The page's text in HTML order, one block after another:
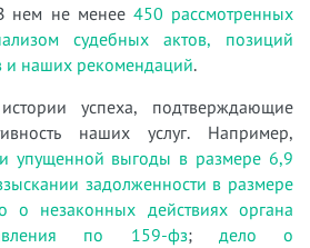
нем не менее 450 рассмотренных
судебных актов, позиций
и наших рекомендаций.
успеха, подтверждающие
наших услуг. Например,
упущенной выгоды в размере 6,9
задолженности в размере
о незаконных действиях органа
по 159-фз; дело о